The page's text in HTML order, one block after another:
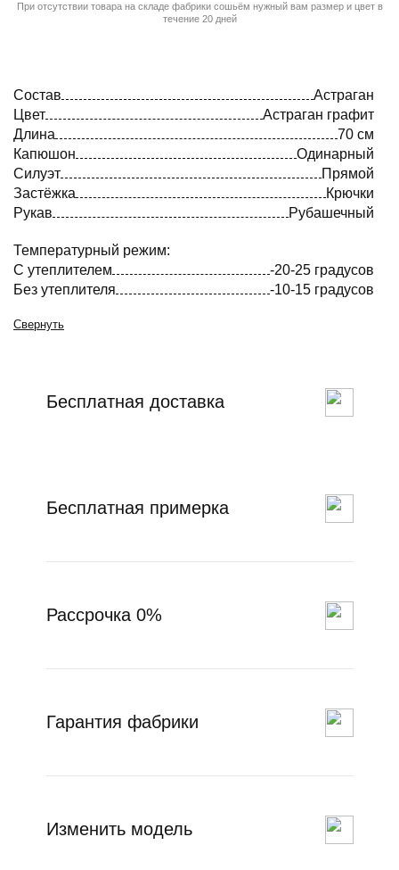
При отсутствии товара на складе фабрики сошьём нужный вам размер и цвет в
течение 20 дней
Состав
Астраган
Цвет
Астраган графит
Длина
70 см
Капюшон
Одинарный
Силуэт
Прямой
Застёжка
Крючки
Рукав
Рубашечный
Температурный режим:
С утеплителем
-20-25 градусов
Без утеплителя
-10-15 градусов
Свернуть
Бесплатная доставка
Бесплатная примерка
Рассрочка 0%
Гарантия фабрики
Изменить модель